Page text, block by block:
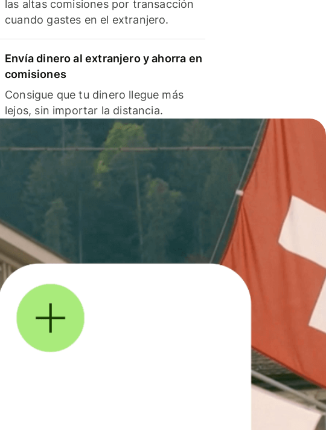
las altas comisiones por transacción
cuando gastes en el extranjero.
Envía dinero al extranjero y ahorra en
comisiones
Consigue que tu dinero llegue más
lejos, sin importar la distancia.